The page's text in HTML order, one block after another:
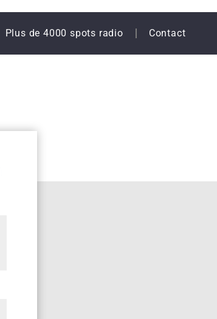
Plus de 4000 spots radio Contact